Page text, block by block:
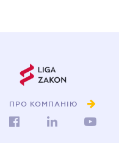
ПРО КОМПАНІЮ